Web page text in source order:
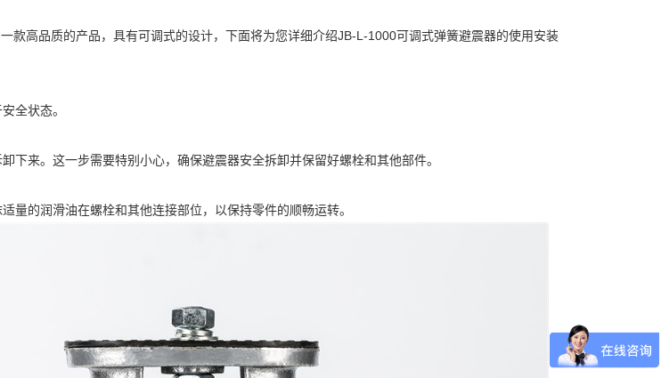
款高品质的产品，具有可调式的设计，下面将为您详细介绍JB-L-1000可调式弹簧避震器的使用安装
全状态。
下来。这一步需要特别小心，确保避震器安全拆卸并保留好螺栓和其他部件。
量的润滑油在螺栓和其他连接部位，以保持零件的顺畅运转。